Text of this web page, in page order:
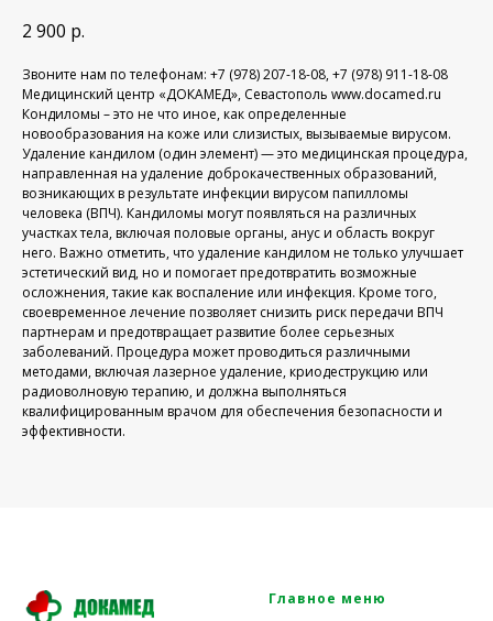
2 900 р.
Звоните нам по телефонам: +7 (978) 207-18-08, +7 (978) 911-18-08
Медицинский центр «ДОКАМЕД», Севастополь www.docamed.ru
Кондиломы – это не что иное, как определенные
новообразования на коже или слизистых, вызываемые вирусом.
Удаление кандилом (один элемент) — это медицинская процедура,
направленная на удаление доброкачественных образований,
возникающих в результате инфекции вирусом папилломы
человека (ВПЧ). Кандиломы могут появляться на различных
участках тела, включая половые органы, анус и область вокруг
него. Важно отметить, что удаление кандилом не только улучшает
эстетический вид, но и помогает предотвратить возможные
осложнения, такие как воспаление или инфекция. Кроме того,
своевременное лечение позволяет снизить риск передачи ВПЧ
партнерам и предотвращает развитие более серьезных
заболеваний. Процедура может проводиться различными
методами, включая лазерное удаление, криодеструкцию или
радиоволновую терапию, и должна выполняться
квалифицированным врачом для обеспечения безопасности и
эффективности.
Главное меню